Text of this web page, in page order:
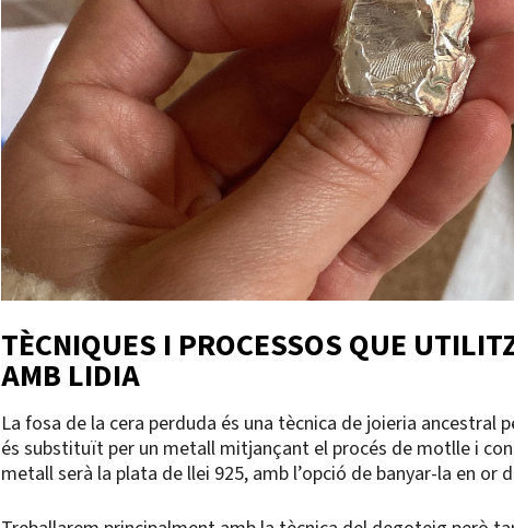
TÈCNIQUES I PROCESSOS QUE
AMB LIDIA
La fosa de la cera perduda és una tècnica de joieria ancestral
és substituït per un metall mitjançant el procés de motlle i
metall serà la plata de llei 925, amb l’opció de banyar-la en or